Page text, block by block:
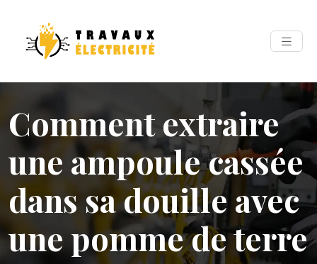
Comment extraire
une ampoule cassée
dans sa douille avec
une pomme de terre